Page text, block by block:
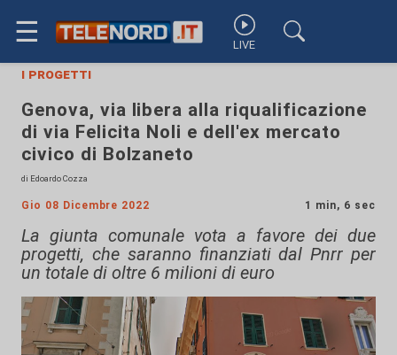
☰ LIVE
i progetti
Genova, via libera alla riqualificazione
di via Felicita Noli e dell'ex mercato
civico di Bolzaneto
di Edoardo Cozza
Gio 08 Dicembre 2022 1 min, 6 sec
La giunta comunale vota a favore dei due
progetti, che saranno finanziati dal Pnrr per
un totale di oltre 6 milioni di euro